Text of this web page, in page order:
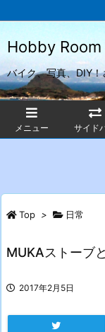
Hobby
バイク、写真、DIY！
メニュー サイド
Top > 日常
MUKAストーブ
2017年2月5日